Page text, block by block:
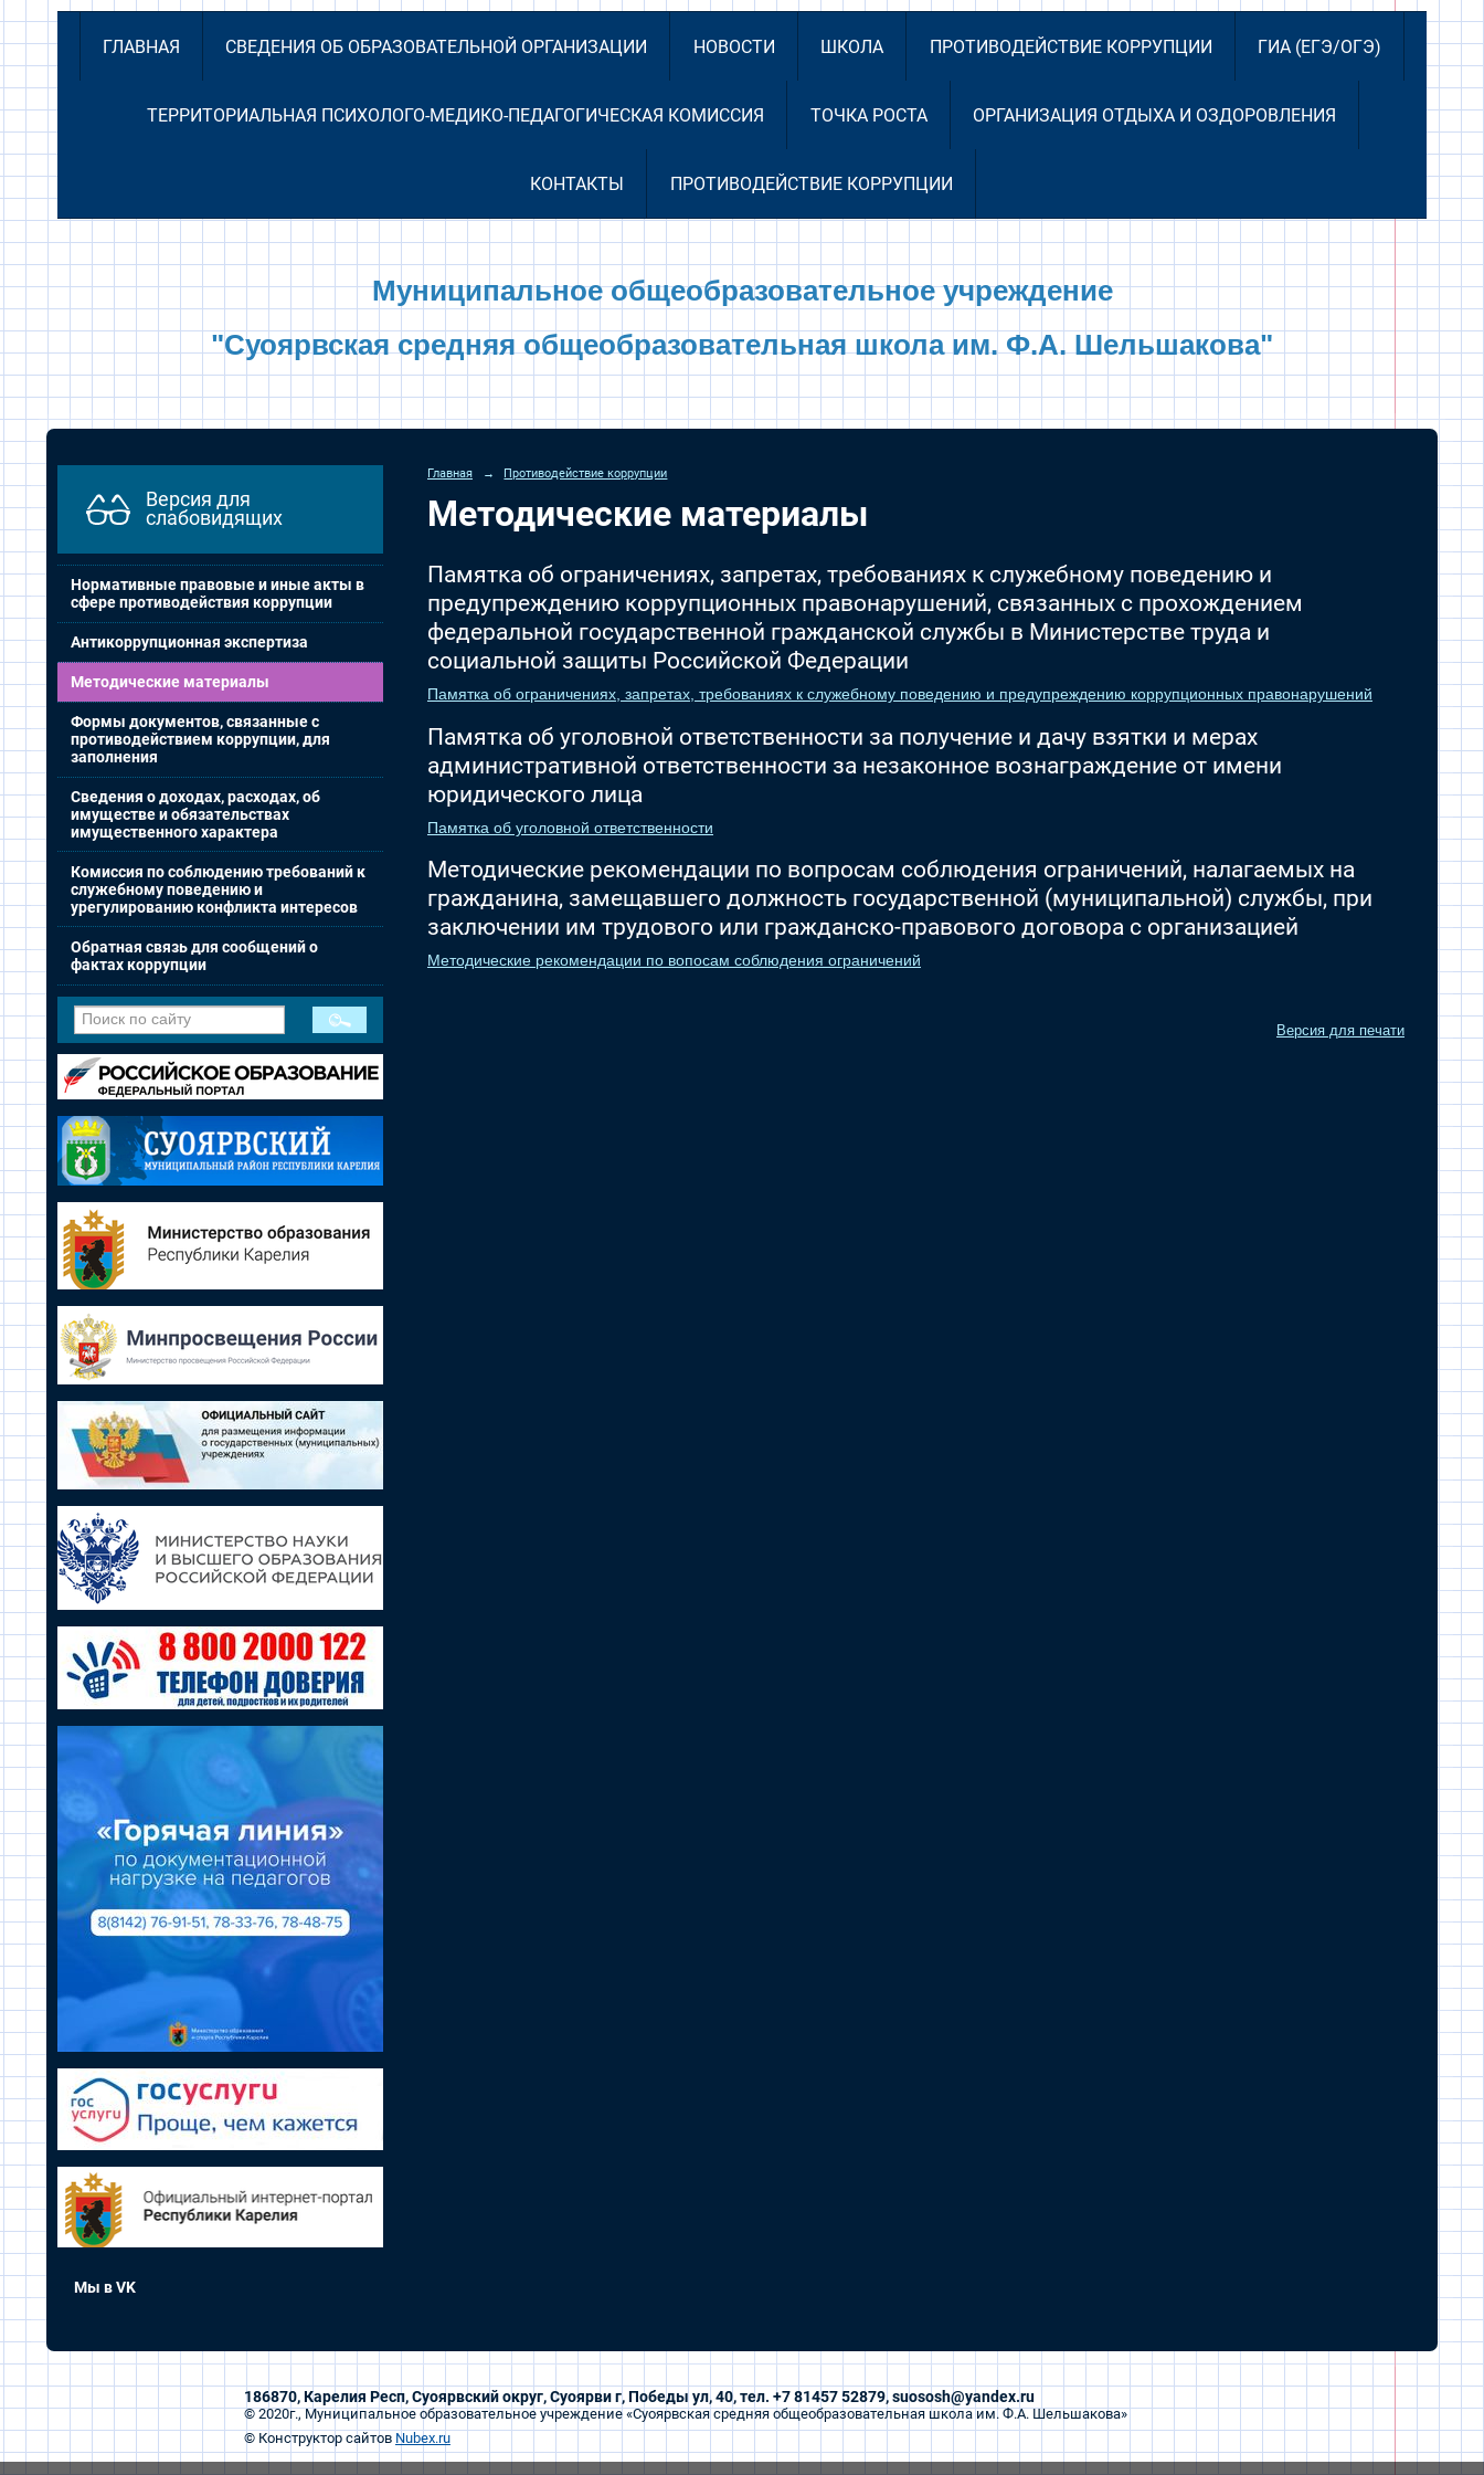
ГЛАВНАЯ СВЕДЕНИЯ ОБ ОБРАЗОВАТЕЛЬНОЙ ОРГАНИЗАЦИИ НОВОСТИ ШКОЛА ПРОТИВОДЕЙСТВИЕ КОРРУПЦИИ ГИА (ЕГЭ/ОГЭ)
ТЕРРИТОРИАЛЬНАЯ ПСИХОЛОГО-МЕДИКО-ПЕДАГОГИЧЕСКАЯ КОМИССИЯ ТОЧКА РОСТА ОРГАНИЗАЦИЯ ОТДЫХА И ОЗДОРОВЛЕНИЯ
КОНТАКТЫ ПРОТИВОДЕЙСТВИЕ КОРРУПЦИИ
Муниципальное общеобразовательное учреждение
"Суоярвская средняя общеобразовательная школа им. Ф.А. Шельшакова"
Версия для
слабовидящих
Нормативные правовые и иные акты в
сфере противодействия коррупции
Антикоррупционная экспертиза
Методические материалы
Формы документов, связанные с
противодействием коррупции, для
заполнения
Сведения о доходах, расходах, об
имуществе и обязательствах
имущественного характера
Комиссия по соблюдению требований к
служебному поведению и
урегулированию конфликта интересов
Обратная связь для сообщений о
фактах коррупции
Мы в VK
Главная → Противодействие коррупции
Методические материалы
Памятка об ограничениях, запретах, требованиях к служебному поведению и
предупреждению коррупционных правонарушений, связанных с прохождением
федеральной государственной гражданской службы в Министерстве труда и
социальной защиты Российской Федерации
Памятка об ограничениях, запретах, требованиях к служебному поведению и предупреждению коррупционных правонарушений
Памятка об уголовной ответственности за получение и дачу взятки и мерах
административной ответственности за незаконное вознаграждение от имени
юридического лица
Памятка об уголовной ответственности
Методические рекомендации по вопросам соблюдения ограничений, налагаемых на
гражданина, замещавшего должность государственной (муниципальной) службы, при
заключении им трудового или гражданско-правового договора с организацией
Методические рекомендации по вопосам соблюдения ограничений
Версия для печати
186870, Карелия Респ, Суоярвский округ, Суоярви г, Победы ул, 40, тел. +7 81457 52879, suososh@yandex.ru
© 2020г., Муниципальное образовательное учреждение «Суоярвская средняя общеобразовательная школа им. Ф.А. Шельшакова»
© Конструктор сайтов Nubex.ru